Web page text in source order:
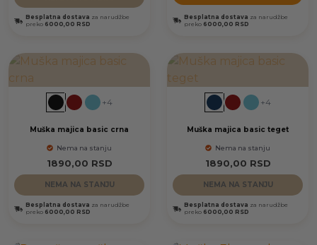
Besplatna dostava za narudžbe
preko 6000,00 RSD
Besplatna dostava za narudžbe
preko 6000,00 RSD
+4
Muška majica basic crna
Nema na stanju
1890,00 RSD
NEMA NA STANJU
Besplatna dostava za narudžbe
preko 6000,00 RSD
+4
Muška majica basic teget
Nema na stanju
1890,00 RSD
NEMA NA STANJU
Besplatna dostava za narudžbe
preko 6000,00 RSD